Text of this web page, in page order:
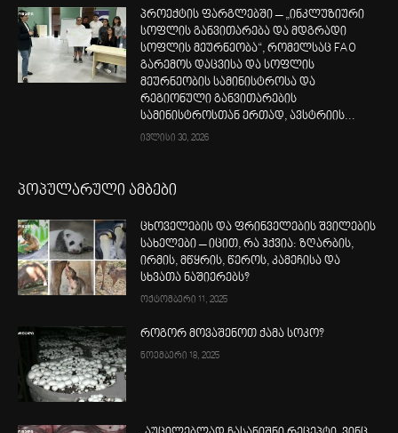
პროექტის ფარგლებში – „ინკლუზიური
სოფლის განვითარება და მდგრადი
სოფლის მეურნეობა“, რომელსაც FAO
გარემოს დაცვისა და სოფლის
მეურნეობის სამინისტროსა და
რეგიონული განვითარების
სამინისტროსთან ერთად, ავსტრიის...
ივლისი 30, 2026
პოპულარული ამბები
ცხოველების და ფრინველების შვილების
სახელები – იცით, რა ჰქვია: ზღარბის,
ირმის, მწყრის, წეროს, კამეჩისა და
სხვათა ნაშიერებს?
ოქტომბერი 11, 2025
როგორ მოვაშენოთ ქამა სოკო?
ნოემბერი 18, 2025